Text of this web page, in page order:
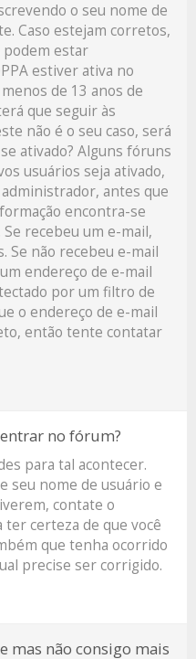
o seu nome de
Caso estejam corretos,
podem estar
estiver ativa no
de 13 anos de
que seguir às
não é o seu caso, será
ativado? Alguns fóruns
usuários seja ativado,
antes que
encontra-se
recebeu um e-mail,
Se não recebeu e-mail
endereço de e-mail
por um filtro de
o endereço de e-mail
então tente contatar
no fórum?
para tal acontecer.
seu nome de usuário e
contate o
certeza de que você
que tenha ocorrido
precise ser corrigido.
mas não consigo mais